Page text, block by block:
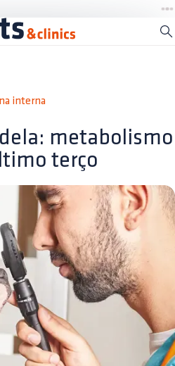
interna
metabolismo
terço